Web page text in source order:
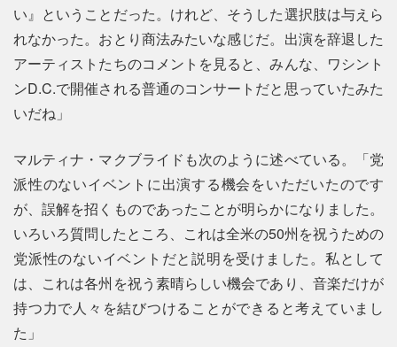
い』ということだった。けれど、そうした選択肢は与えら
れなかった。おとり商法みたいな感じだ。出演を辞退した
アーティストたちのコメントを見ると、みんな、ワシント
ンD.C.で開催される普通のコンサートだと思っていたみた
いだね」
マルティナ・マクブライドも次のように述べている。「党
派性のないイベントに出演する機会をいただいたのです
が、誤解を招くものであったことが明らかになりました。
いろいろ質問したところ、これは全米の50州を祝うための
党派性のないイベントだと説明を受けました。私として
は、これは各州を祝う素晴らしい機会であり、音楽だけが
持つ力で人々を結びつけることができると考えていまし
た」